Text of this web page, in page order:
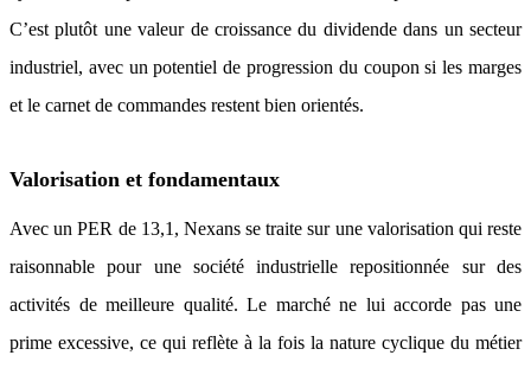
C’est plutôt une valeur de croissance du dividende dans un secteur
industriel, avec un potentiel de progression du coupon si les marges
et le carnet de commandes restent bien orientés.
Valorisation et fondamentaux
Avec un PER de 13,1, Nexans se traite sur une valorisation qui reste
raisonnable pour une société industrielle repositionnée sur des
activités de meilleure qualité. Le marché ne lui accorde pas une
prime excessive, ce qui reflète à la fois la nature cyclique du métier